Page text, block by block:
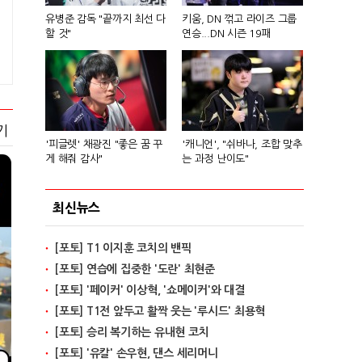
유병준 감독 "끝까지 최선 다
할 것"
키움, DN 꺾고 라이즈 그룹
연승...DN 시즌 19패
'피글렛' 채광진 "좋은 꿈 꾸
게 해줘 감사"
'캐니언', "쉬바나, 조합 맞추
는 과정 난이도"
최신뉴스
[포토] T1 이지훈 코치의 밴픽
[포토] 연습에 집중한 '도란' 최현준
[포토] '페이커' 이상혁, '쇼메이커'와 대결
[포토] T1전 앞두고 활짝 웃는 '루시드' 최용혁
[포토] 승리 복기하는 유내현 코치
[포토] '유칼' 손우현, 댄스 세리머니